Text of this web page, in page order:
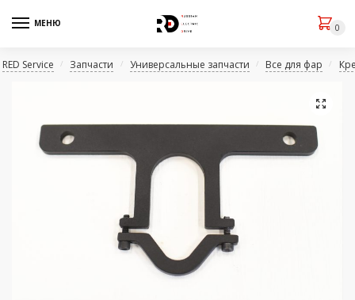
МЕНЮ 0
RED Service / Запчасти / Универсальные запчасти / Все для фар /
🔍